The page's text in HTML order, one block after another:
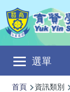
移至主內容
選單
Main
navigation
導
首頁 資訊類別